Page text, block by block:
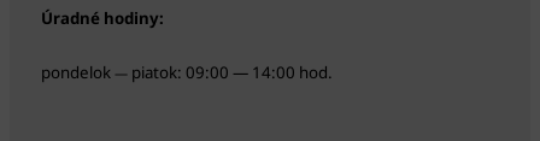
Úradné hodiny:
pondelok — piatok: 09:00 — 14:00 hod.